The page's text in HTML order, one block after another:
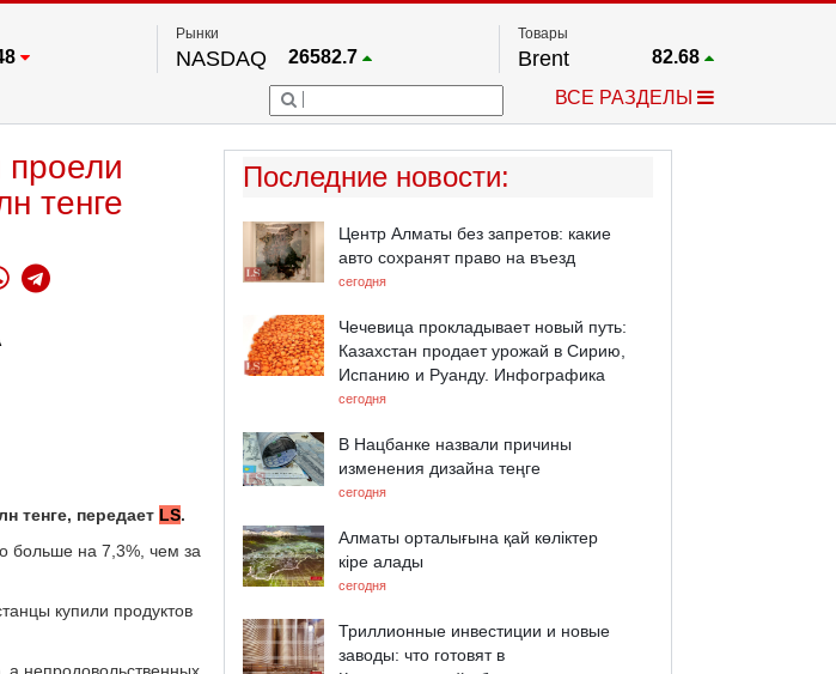
Рынки
NASDAQ 26582.7
FTSE 100 67.17
54032.3
S&P 500
24562.4
Товары
Brent 82.68
Платина
2.687
ВСЕ РАЗДЕЛЫ
проели
тенге
тенге, передает LS.
больше на 7,3%, чем за
купили продуктов
Последние новости:
Центр Алматы без запретов: какие
авто сохранят право на въезд
сегодня
Чечевица прокладывает новый путь:
Казахстан продает урожай в Сирию,
Испанию и Руанду. Инфографика
сегодня
В Нацбанке назвали причины
изменения дизайна теңге
сегодня
Алматы орталығына қай көліктер
кіре алады
сегодня
Триллионные инвестиции и новые
заводы: что готовят в